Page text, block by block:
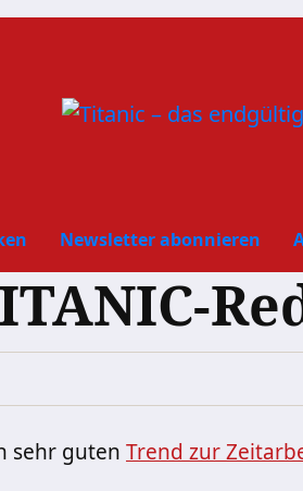
Newsletter abonnieren
sehr guten Trend zur